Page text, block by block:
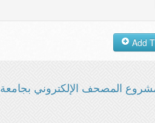
المصحف الإلكتروني بجامعة